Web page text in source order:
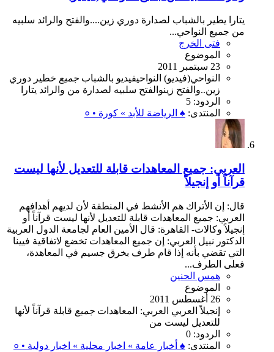
يتارا يطير بالشباب لصدارة دوري زين....والفتح والرائد سلبيه
من جميع النواحي...
فتى الخرج
الموضوع
23 سبتمبر 2011
النواحي(فيديو) النواحيفيديو بالشباب جميع خطير دوري
زين..والفتح زينوالفتح سلبيه لصدارة من والرائد يتارا
الردود: 5
المنتدى: ♠ الرياضة للأبد » كورة • ०
العربي: جميع المعاهدات قابلة للتعديل لأنها ليست
قرآناً أو إنجيلاً
قال: إن الأتراك هم الأنشط في المنطقة لأن لديهم أهدافهم
العربي: جميع المعاهدات قابلة للتعديل لأنها ليست قرآناً أو
إنجيلاً وكالات- القاهرة: قال الأمين العام لجامعة الدول العربية
الدكتور نبيل العربي: إن جميع المعاهدات تخضع لاتفاقية فيينا
التي تقضي بأنه إذا قام طرف بخرق جسيم في المعاهدة،
فعلى الطرف...
همس الحنين
الموضوع
26 أغسطس 2011
إنجيلاً العربي العربي: المعاهدات جميع قابلة قرآناً لأنها
للتعديل ليست من
الردود: 0
المنتدى: ♠ أخبار عامة » اخبار محلية » اخبار دولية • ०